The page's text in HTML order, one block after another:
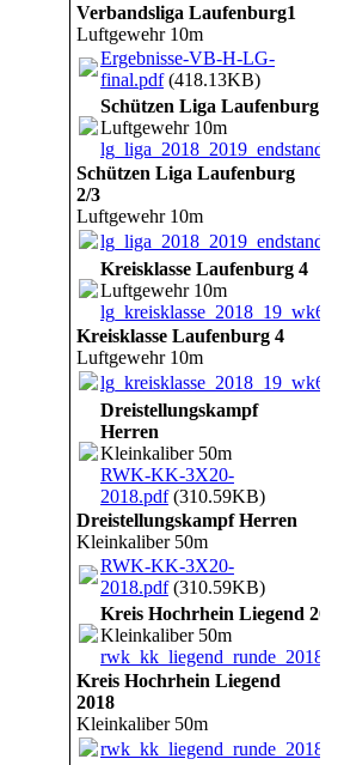
Verbandsliga Laufenburg1
Luftgewehr 10m
Ergebnisse-VB-H-LG-
final.pdf(418.13KB)
Schützen Liga Laufenburg 2/
Luftgewehr 10m
Schützen Liga Laufenburg
2/3
Luftgewehr 10m
Kreisklasse Laufenburg 4
Luftgewehr 10m
Kreisklasse Laufenburg 4
Luftgewehr 10m
Dreistellungskampf
Herren
Kleinkaliber 50m
RWK-KK-3X20-
2018.pdf(310.59KB)
Dreistellungskampf Herren
Kleinkaliber 50m
RWK-KK-3X20-
2018.pdf(310.59KB)
Kreis Hochrhein Liegend
Kleinkaliber 50m
Kreis Hochrhein Liegend
2018
Kleinkaliber 50m